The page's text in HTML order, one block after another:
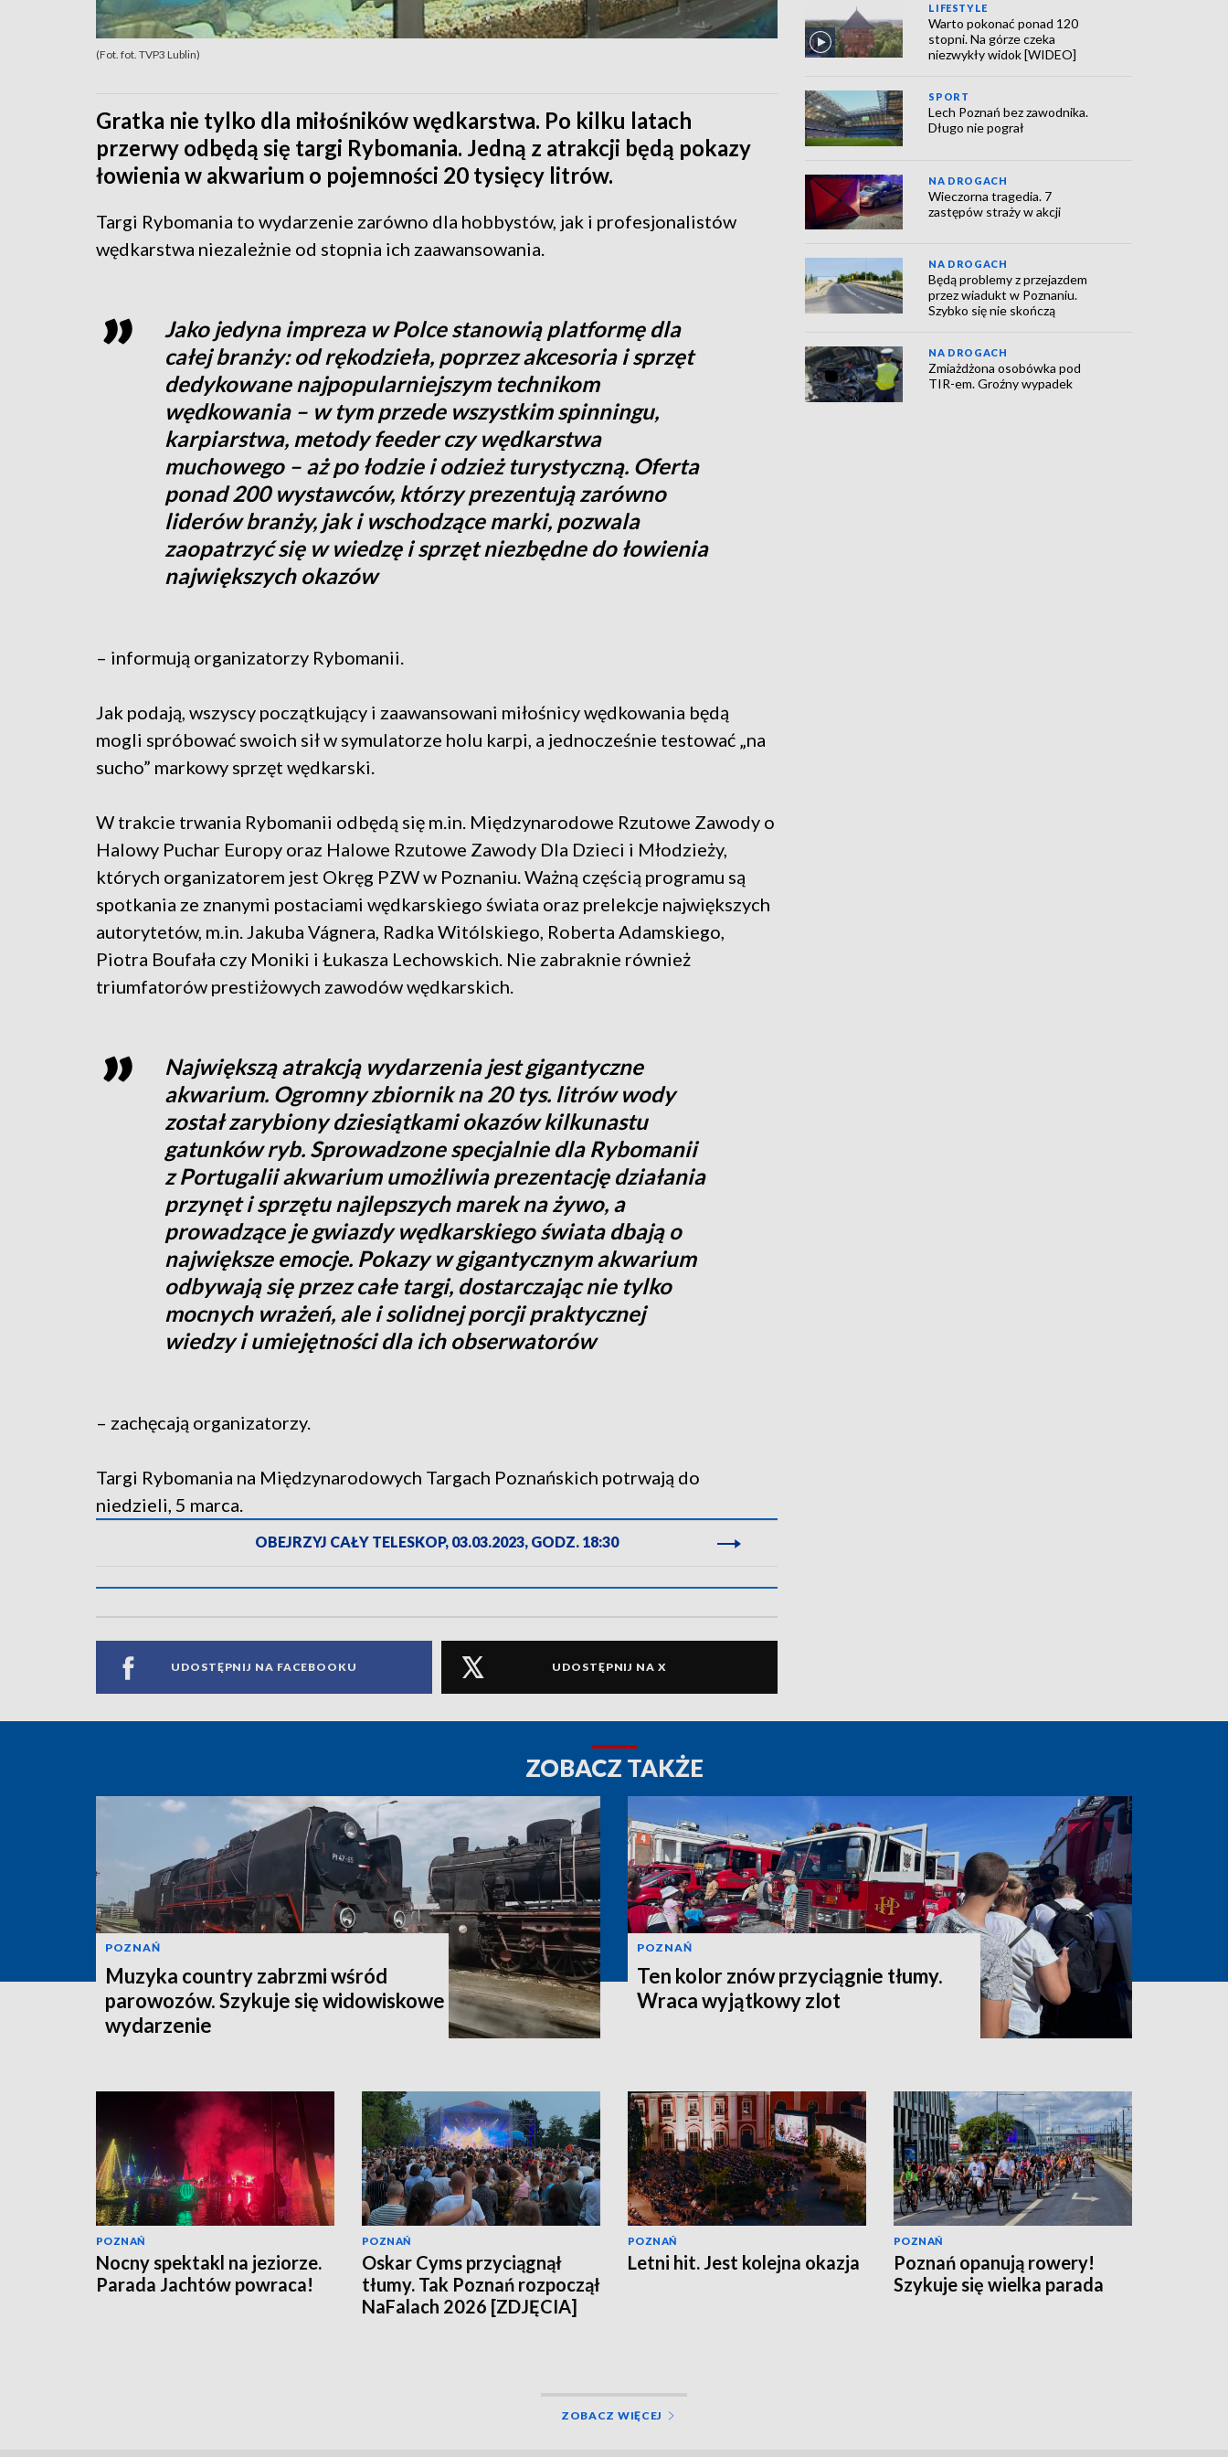
(Fot. fot. TVP3 Lublin)
Gratka nie tylko dla miłośników wędkarstwa. Po kilku latach
przerwy odbędą się targi Rybomania. Jedną z atrakcji będą pokazy
łowienia w akwarium o pojemności 20 tysięcy litrów.
Targi Rybomania to wydarzenie zarówno dla hobbystów, jak i profesjonalistów
wędkarstwa niezależnie od stopnia ich zaawansowania.
Jako jedyna impreza w Polce stanowią platformę dla
całej branży: od rękodzieła, poprzez akcesoria i sprzęt
dedykowane najpopularniejszym technikom
wędkowania – w tym przede wszystkim spinningu,
karpiarstwa, metody feeder czy wędkarstwa
muchowego – aż po łodzie i odzież turystyczną. Oferta
ponad 200 wystawców, którzy prezentują zarówno
liderów branży, jak i wschodzące marki, pozwala
zaopatrzyć się w wiedzę i sprzęt niezbędne do łowienia
największych okazów
– informują organizatorzy Rybomanii.
Jak podają, wszyscy początkujący i zaawansowani miłośnicy wędkowania będą
mogli spróbować swoich sił w symulatorze holu karpi, a jednocześnie testować „na
sucho” markowy sprzęt wędkarski.
W trakcie trwania Rybomanii odbędą się m.in. Międzynarodowe Rzutowe Zawody o
Halowy Puchar Europy oraz Halowe Rzutowe Zawody Dla Dzieci i Młodzieży,
których organizatorem jest Okręg PZW w Poznaniu. Ważną częścią programu są
spotkania ze znanymi postaciami wędkarskiego świata oraz prelekcje największych
autorytetów, m.in. Jakuba Vágnera, Radka Witólskiego, Roberta Adamskiego,
Piotra Boufała czy Moniki i Łukasza Lechowskich. Nie zabraknie również
triumfatorów prestiżowych zawodów wędkarskich.
Największą atrakcją wydarzenia jest gigantyczne
akwarium. Ogromny zbiornik na 20 tys. litrów wody
został zarybiony dziesiątkami okazów kilkunastu
gatunków ryb. Sprowadzone specjalnie dla Rybomanii
z Portugalii akwarium umożliwia prezentację działania
przynęt i sprzętu najlepszych marek na żywo, a
prowadzące je gwiazdy wędkarskiego świata dbają o
największe emocje. Pokazy w gigantycznym akwarium
odbywają się przez całe targi, dostarczając nie tylko
mocnych wrażeń, ale i solidnej porcji praktycznej
wiedzy i umiejętności dla ich obserwatorów
– zachęcają organizatorzy.
Targi Rybomania na Międzynarodowych Targach Poznańskich potrwają do
niedzieli, 5 marca.
OBEJRZYJ CAŁY TELESKOP, 03.03.2023, GODZ. 18:30
UDOSTĘPNIJ NA FACEBOOKU UDOSTĘPNIJ NA X
LIFESTYLE
Warto pokonać ponad 120
stopni. Na górze czeka
niezwykły widok [WIDEO]
SPORT
Lech Poznań bez zawodnika.
Długo nie pograł
NA DROGACH
Wieczorna tragedia. 7
zastępów straży w akcji
NA DROGACH
Będą problemy z przejazdem
przez wiadukt w Poznaniu.
Szybko się nie skończą
NA DROGACH
Zmiażdżona osobówka pod
TIR-em. Groźny wypadek
ZOBACZ TAKŻE
POZNAŃ
Muzyka country zabrzmi wśród
parowozów. Szykuje się widowiskowe
wydarzenie
POZNAŃ
Ten kolor znów przyciągnie tłumy.
Wraca wyjątkowy zlot
POZNAŃ
Nocny spektakl na jeziorze.
Parada Jachtów powraca!
POZNAŃ
Oskar Cyms przyciągnął
tłumy. Tak Poznań rozpoczął
NaFalach 2026 [ZDJĘCIA]
POZNAŃ
Letni hit. Jest kolejna okazja
POZNAŃ
Poznań opanują rowery!
Szykuje się wielka parada
ZOBACZ WIĘCEJ